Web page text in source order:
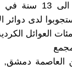
لمدد زمنية
العاصمة دمشق,